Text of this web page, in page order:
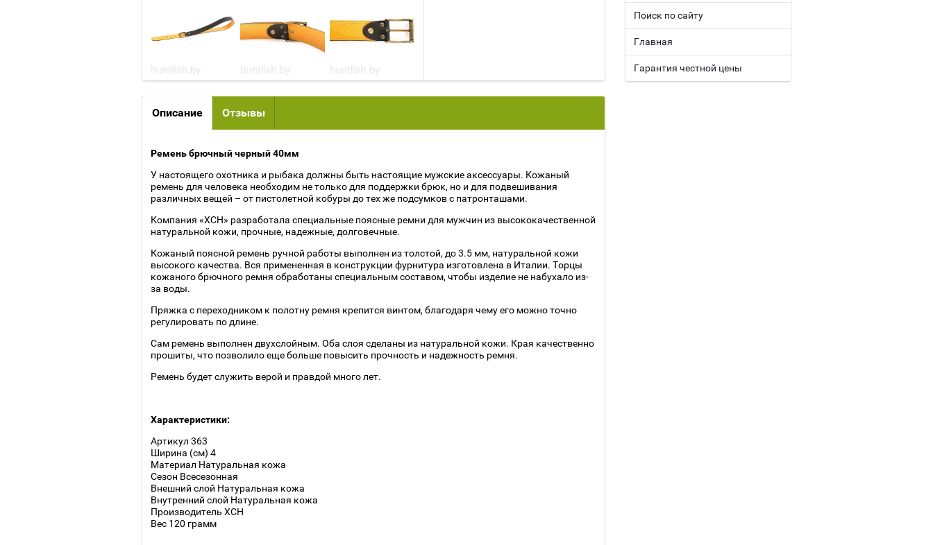
Описание Отзывы
Ремень брючный черный 40мм
У настоящего охотника и рыбака должны быть настоящие мужские аксессуары. Кожаный
ремень для человека необходим не только для поддержки брюк, но и для подвешивания
различных вещей – от пистолетной кобуры до тех же подсумков с патронташами.
Компания «ХСН» разработала специальные поясные ремни для мужчин из высококачественной
натуральной кожи, прочные, надежные, долговечные.
Кожаный поясной ремень ручной работы выполнен из толстой, до 3.5 мм, натуральной кожи
высокого качества. Вся примененная в конструкции фурнитура изготовлена в Италии. Торцы
кожаного брючного ремня обработаны специальным составом, чтобы изделие не набухало из-
за воды.
Пряжка с переходником к полотну ремня крепится винтом, благодаря чему его можно точно
регулировать по длине.
Сам ремень выполнен двухслойным. Оба слоя сделаны из натуральной кожи. Края качественно
прошиты, что позволило еще больше повысить прочность и надежность ремня.
Ремень будет служить верой и правдой много лет.
Характеристики:
Артикул 363
Ширина (см) 4
Материал Натуральная кожа
Сезон Всесезонная
Внешний слой Натуральная кожа
Внутренний слой Натуральная кожа
Производитель ХСН
Вес 120 грамм
Поиск по сайту
Главная
Гарантия честной цены